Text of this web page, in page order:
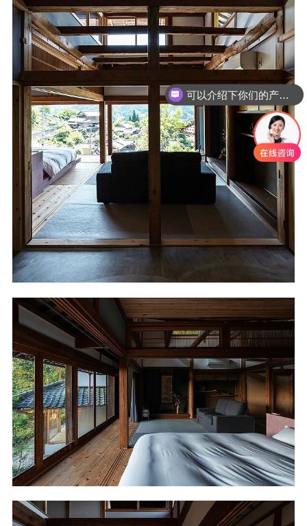
可以介绍下你们的产品么
你们是怎么收费的呢